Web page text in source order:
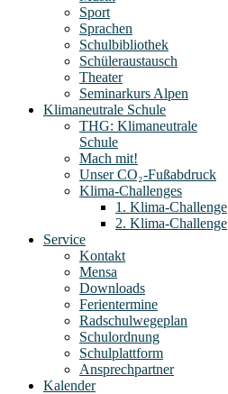
Sport
Sprachen
Schulbibliothek
Schüleraustausch
Theater
Seminarkurs Alpen
Klimaneutrale Schule
THG: Klimaneutrale
Schule
Mach mit!
Unser CO₂-Fußabdruck
Klima-Challenges
1. Klima-Challenge
2. Klima-Challenge
Service
Kontakt
Mensa
Downloads
Ferientermine
Radschulwegeplan
Schulordnung
Schulplattform
Ansprechpartner
Kalender